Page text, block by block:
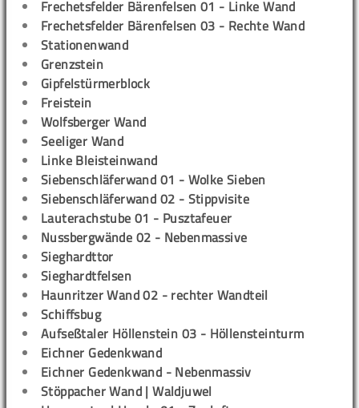
Frechetsfelder Bärenfelsen 01 - Linke Wand
Frechetsfelder Bärenfelsen 03 - Rechte Wand
Stationenwand
Grenzstein
Gipfelstürmerblock
Freistein
Wolfsberger Wand
Seeliger Wand
Linke Bleisteinwand
Siebenschläferwand 01 - Wolke Sieben
Siebenschläferwand 02 - Stippvisite
Lauterachstube 01 - Pusztafeuer
Nussbergwände 02 - Nebenmassive
Sieghardttor
Sieghardtfelsen
Haunritzer Wand 02 - rechter Wandteil
Schiffsbug
Aufseßtaler Höllenstein 03 - Höllensteinturm
Eichner Gedenkwand
Eichner Gedenkwand - Nebenmassiv
Stöppacher Wand | Waldjuwel